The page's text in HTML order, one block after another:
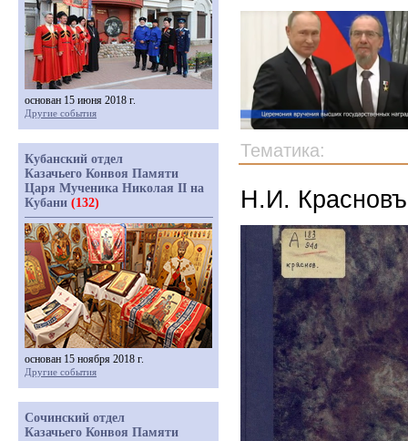
Тематика:
Н.И.
основан 15 июня 2018 г.
Другие события
Кубанский отдел
Казачьего Конвоя Памяти
Царя Мученика Николая II на
Кубани (132)
основан 15 ноября 2018 г.
Другие события
Сочинский отдел
Казачьего Конвоя Памяти